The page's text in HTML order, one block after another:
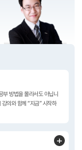
부 방법을 몰라서도 아닙니
의와 함께 “지금” 시작하